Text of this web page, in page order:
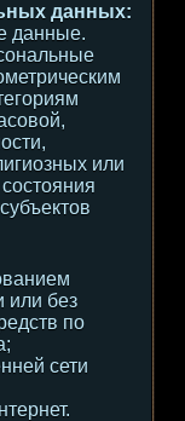
данных:
данные.
или
или без
по
сети